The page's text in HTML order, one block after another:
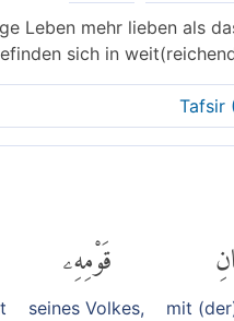
Leben mehr lieben als
sich in
Tafsir
mit
قَوْمِهِۦ
seines Volkes,